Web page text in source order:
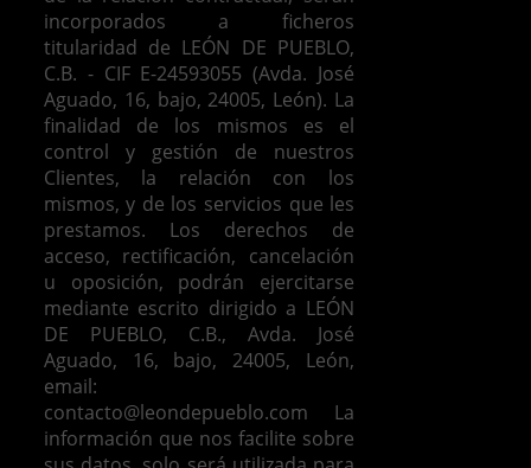
incorporados a ficheros
titularidad de LEÓN DE PUEBLO,
C.B. - CIF E-24593055 (Avda. José
Aguado, 16, bajo, 24005, León). La
finalidad de los mismos es el
control y gestión de nuestros
Clientes, la relación con los
mismos, y de los servicios que les
prestamos.
Los derechos de
acceso, rectificación, cancelación
u oposición, podrán ejercitarse
mediante escrito dirigido a LEÓN
DE PUEBLO, C.B., Avda. José
Aguado, 16, bajo, 24005, León,
email:
contacto@leondepueblo.com
La
información que nos facilite sobre